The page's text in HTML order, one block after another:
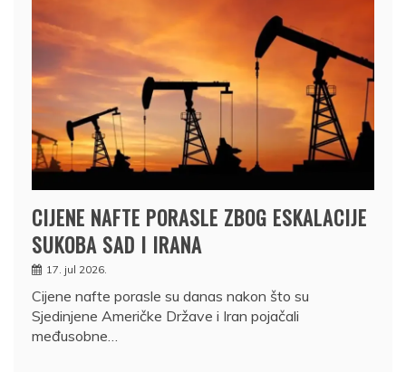
CIJENE NAFTE PORASLE ZBOG ESKALACIJE
SUKOBA SAD I IRANA
17. jul 2026.
Cijene nafte porasle su danas nakon što su
Sjedinjene Američke Države i Iran pojačali
međusobne…